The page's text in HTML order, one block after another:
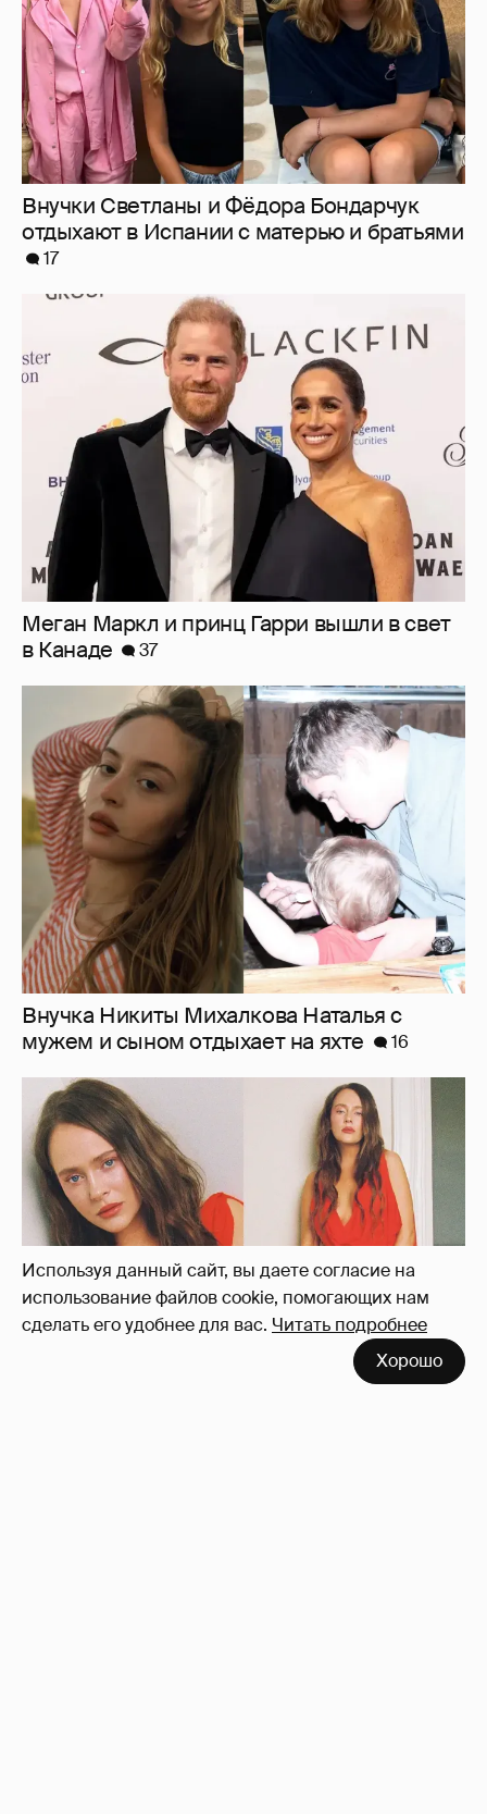
Используя данный сайт, вы даете согласие на
использование файлов cookie, помогающих нам
сделать его удобнее для вас. Читать подробнее
Хорошо
Меган Маркл и принц Гарри вышли в свет
в Канаде
Внучка Никиты Михалкова Наталья с
мужем и сыном отдыхает на яхте
"Лолита". Аглая Тарасова снялась в мини-
платье с декольте и чулках
31